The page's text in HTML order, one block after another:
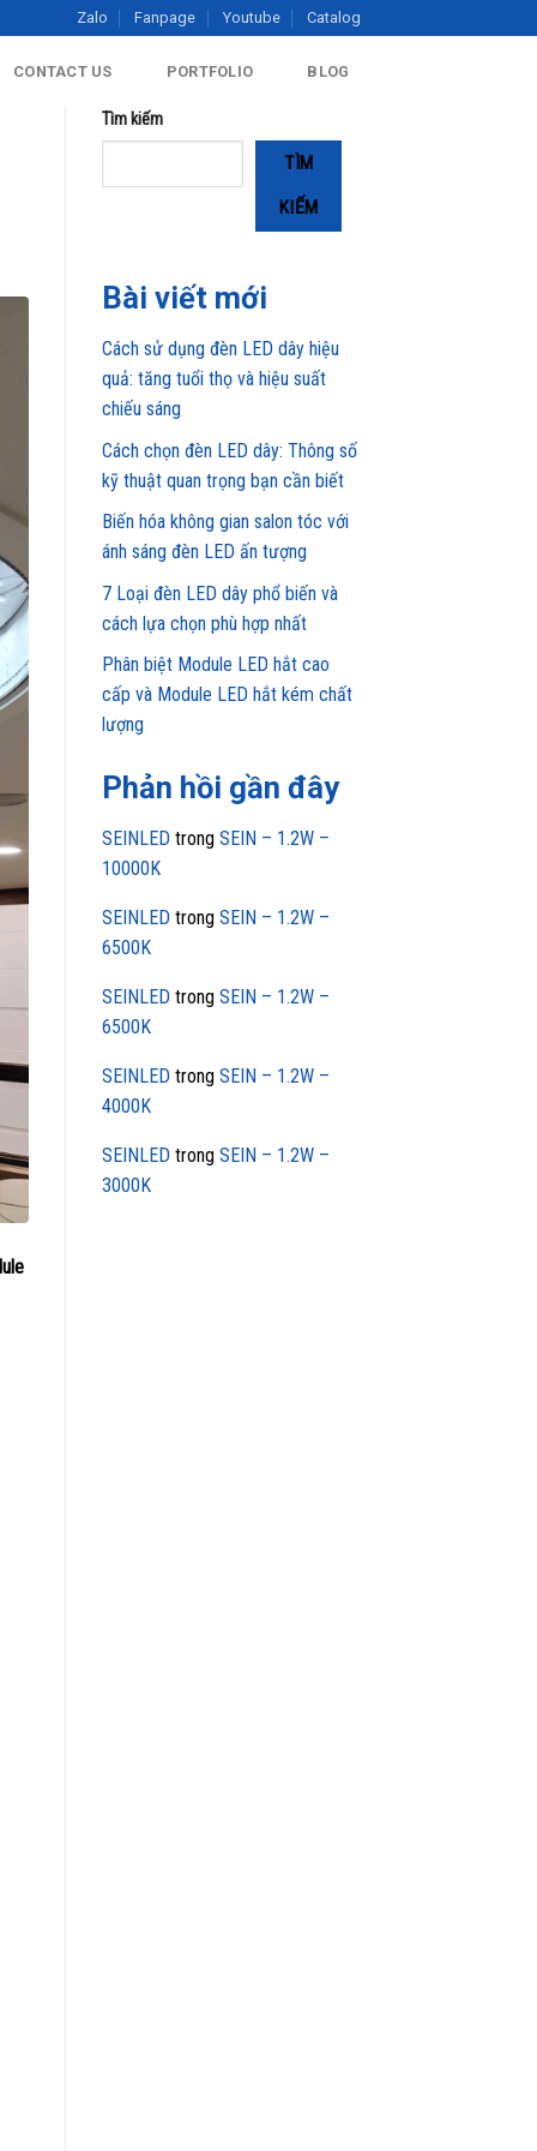
Zalo Fanpage Youtube Catalog
CONTACT US PORTFOLIO BLOG
Tìm kiếm
TÌM
KIẾM
Bài viết mới
Cách sử dụng đèn LED dây hiệu
quả: tăng tuổi thọ và hiệu suất
chiếu sáng
Cách chọn đèn LED dây: Thông số
kỹ thuật quan trọng bạn cần biết
Biến hóa không gian salon tóc với
ánh sáng đèn LED ấn tượng
7 Loại đèn LED dây phổ biến và
cách lựa chọn phù hợp nhất
Phân biệt Module LED hắt cao
cấp và Module LED hắt kém chất
lượng
Phản hồi gần đây
SEINLED trong SEIN – 1.2W –
10000K
SEINLED trong SEIN – 1.2W –
6500K
SEINLED trong SEIN – 1.2W –
6500K
SEINLED trong SEIN – 1.2W –
4000K
SEINLED trong SEIN – 1.2W –
3000K